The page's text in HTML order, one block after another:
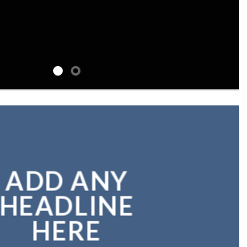
ADD ANY
HEADLINE
HERE